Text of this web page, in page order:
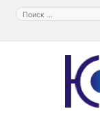
Перейти
содержимому
Поиск: